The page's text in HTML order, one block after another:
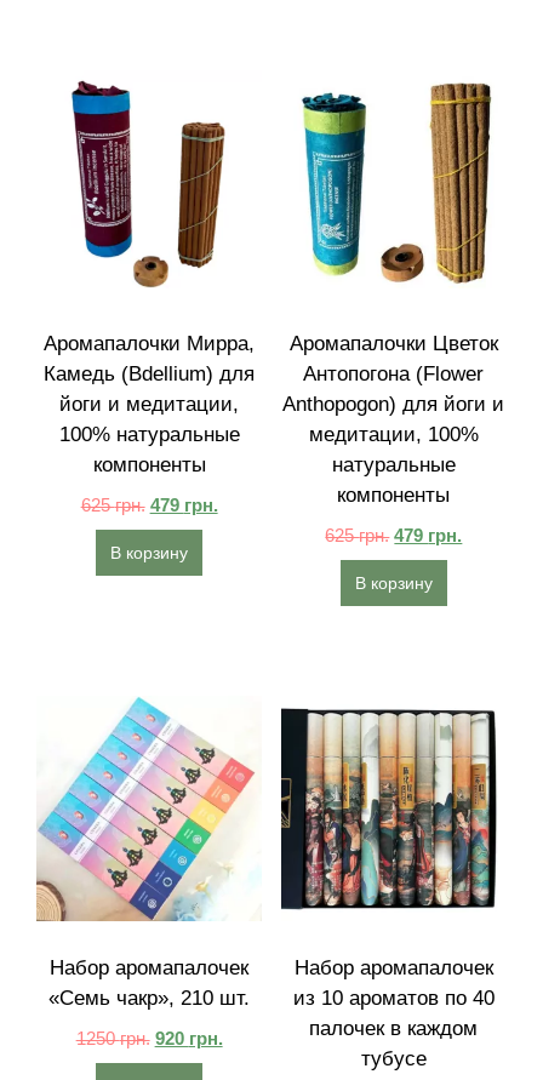
Аромапалочки Мирра,
Камедь (Bdellium) для
йоги и медитации,
100% натуральные
компоненты
625грн. 479 грн.
В корзину
Аромапалочки Цветок
Антопогона (Flower
Anthopogon) для йоги и
медитации, 100%
натуральные
компоненты
625грн. 479 грн.
В корзину
Набор аромапалочек
«Семь чакр», 210 шт.
1250грн. 920 грн.
Набор аромапалочек
из 10 ароматов по 40
палочек в каждом
тубусе